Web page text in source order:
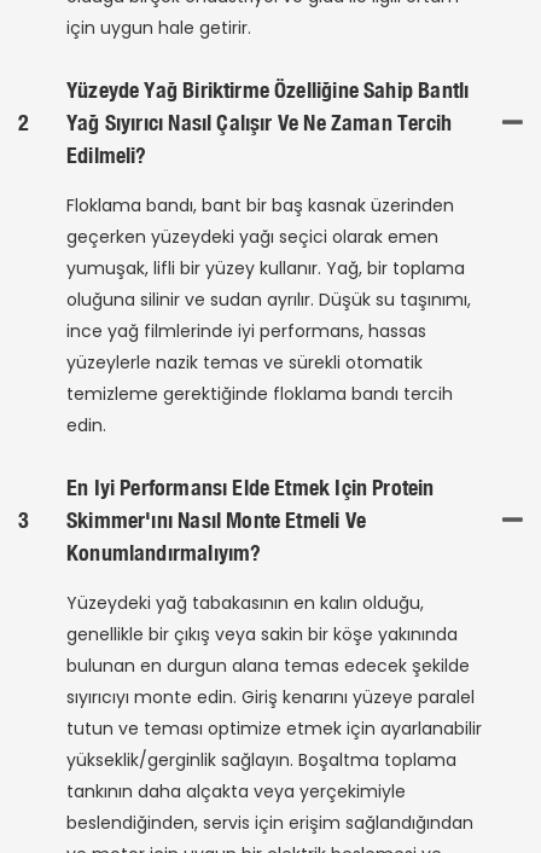
için uygun hale getirir.
2
Yüzeyde Yağ Biriktirme Özelliğine Sahip Bantlı
Yağ Sıyırıcı Nasıl Çalışır Ve Ne Zaman Tercih
Edilmeli?
Floklama bandı, bant bir baş kasnak üzerinden
geçerken yüzeydeki yağı seçici olarak emen
yumuşak, lifli bir yüzey kullanır. Yağ, bir toplama
oluğuna silinir ve sudan ayrılır. Düşük su taşınımı,
ince yağ filmlerinde iyi performans, hassas
yüzeylerle nazik temas ve sürekli otomatik
temizleme gerektiğinde floklama bandı tercih
edin.
3
En Iyi Performansı Elde Etmek Için Protein
Skimmer'ını Nasıl Monte Etmeli Ve
Konumlandırmalıyım?
Yüzeydeki yağ tabakasının en kalın olduğu,
genellikle bir çıkış veya sakin bir köşe yakınında
bulunan en durgun alana temas edecek şekilde
sıyırıcıyı monte edin. Giriş kenarını yüzeye paralel
tutun ve teması optimize etmek için ayarlanabilir
yükseklik/gerginlik sağlayın. Boşaltma toplama
tankının daha alçakta veya yerçekimiyle
beslendiğinden, servis için erişim sağlandığından